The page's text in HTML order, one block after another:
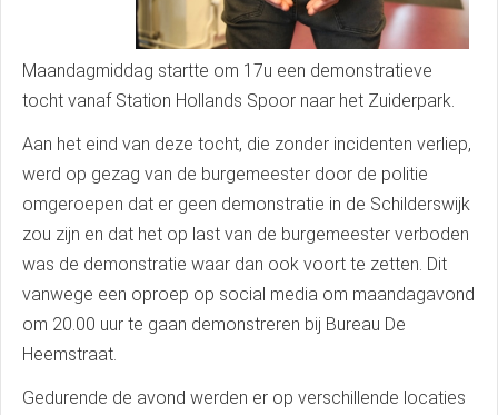
Maandagmiddag startte om 17u een demonstratieve
tocht vanaf Station Hollands Spoor naar het Zuiderpark.
Aan het eind van deze tocht, die zonder incidenten verliep,
werd op gezag van de burgemeester door de politie
omgeroepen dat er geen demonstratie in de Schilderswijk
zou zijn en dat het op last van de burgemeester verboden
was de demonstratie waar dan ook voort te zetten. Dit
vanwege een oproep op social media om maandagavond
om 20.00 uur te gaan demonstreren bij Bureau De
Heemstraat.
Gedurende de avond werden er op verschillende locaties